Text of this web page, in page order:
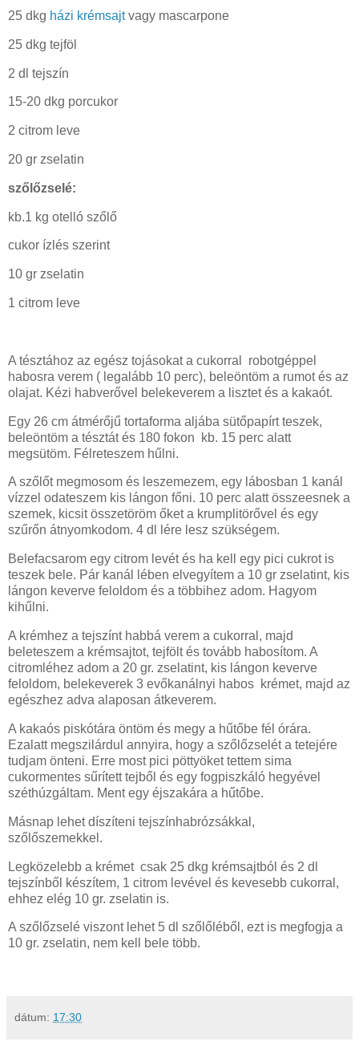
25 dkg házi krémsajtvagy mascarpone
25 dkg tejföl
2 dl tejszín
15-20 dkg porcukor
2 citrom leve
20 gr zselatin
szőlőzselé:
kb.1 kg otelló szőlő
cukor ízlés szerint
10 gr zselatin
1 citrom leve
A tésztához az egész tojásokat a cukorral robotgéppel
habosra verem ( legalább 10 perc), beleöntöm a rumot és az
olajat. Kézi habverővel belekeverem a lisztet és a kakaót.
Egy 26 cm átmérőjű tortaforma aljába sütőpapírt teszek,
beleöntöm a tésztát és 180 fokon kb. 15 perc alatt
megsütöm. Félreteszem hűlni.
A szőlőt megmosom és leszemezem, egy lábosban 1 kanál
vízzel odateszem kis lángon főni. 10 perc alatt összeesnek a
szemek, kicsit összetöröm őket a krumplitörővel és egy
szűrőn átnyomkodom. 4 dl lére lesz szükségem.
Belefacsarom egy citrom levét és ha kell egy pici cukrot is
teszek bele. Pár kanál lében elvegyítem a 10 gr zselatint, kis
lángon keverve feloldom és a többihez adom. Hagyom
kihűlni.
A krémhez a tejszínt habbá verem a cukorral, majd
beleteszem a krémsajtot, tejfölt és tovább habosítom. A
citromléhez adom a 20 gr. zselatint, kis lángon keverve
feloldom, belekeverek 3 evőkanálnyi habos krémet, majd az
egészhez adva alaposan átkeverem.
A kakaós piskótára öntöm és megy a hűtőbe fél órára.
Ezalatt megszilárdul annyira, hogy a szőlőzselét a tetejére
tudjam önteni. Erre most pici pöttyöket tettem sima
cukormentes sűrített tejből és egy fogpiszkáló hegyével
széthúzgáltam. Ment egy éjszakára a hűtőbe.
Másnap lehet díszíteni tejszínhabrózsákkal,
szőlőszemekkel.
Legközelebb a krémet csak 25 dkg krémsajtból és 2 dl
tejszínből készítem, 1 citrom levével és kevesebb cukorral,
ehhez elég 10 gr. zselatin is.
A szőlőzselé viszont lehet 5 dl szőlőléből, ezt is megfogja a
10 gr. zselatin, nem kell bele több.
dátum: 17:30